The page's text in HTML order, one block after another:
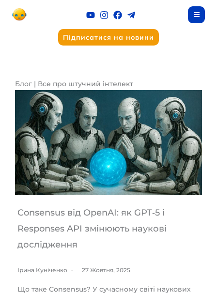
Підписатися на новини
Блог | Все про штучний інтелект
Consensus від OpenAI: як GPT‑5 і
Responses API змінюють наукові
дослідження
Ірина Куніченко 27 Жовтня, 2025
Що таке Consensus? У сучасному світі наукових